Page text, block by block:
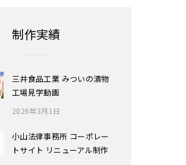
制作実績
三井食品工業 みついの漬物
工場見学動画
2026年3月1日
小山法律事務所 コーポレー
トサイト リニューアル制作